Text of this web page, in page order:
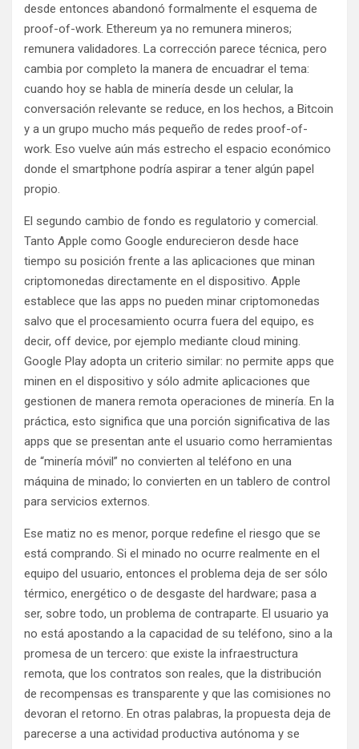
desde entonces abandonó formalmente el esquema de
proof-of-work. Ethereum ya no remunera mineros;
remunera validadores. La corrección parece técnica, pero
cambia por completo la manera de encuadrar el tema:
cuando hoy se habla de minería desde un celular, la
conversación relevante se reduce, en los hechos, a Bitcoin
y a un grupo mucho más pequeño de redes proof-of-
work. Eso vuelve aún más estrecho el espacio económico
donde el smartphone podría aspirar a tener algún papel
propio.
El segundo cambio de fondo es regulatorio y comercial.
Tanto Apple como Google endurecieron desde hace
tiempo su posición frente a las aplicaciones que minan
criptomonedas directamente en el dispositivo. Apple
establece que las apps no pueden minar criptomonedas
salvo que el procesamiento ocurra fuera del equipo, es
decir, off device, por ejemplo mediante cloud mining.
Google Play adopta un criterio similar: no permite apps que
minen en el dispositivo y sólo admite aplicaciones que
gestionen de manera remota operaciones de minería. En la
práctica, esto significa que una porción significativa de las
apps que se presentan ante el usuario como herramientas
de “minería móvil” no convierten al teléfono en una
máquina de minado; lo convierten en un tablero de control
para servicios externos.
Ese matiz no es menor, porque redefine el riesgo que se
está comprando. Si el minado no ocurre realmente en el
equipo del usuario, entonces el problema deja de ser sólo
térmico, energético o de desgaste del hardware; pasa a
ser, sobre todo, un problema de contraparte. El usuario ya
no está apostando a la capacidad de su teléfono, sino a la
promesa de un tercero: que existe la infraestructura
remota, que los contratos son reales, que la distribución
de recompensas es transparente y que las comisiones no
devoran el retorno. En otras palabras, la propuesta deja de
parecerse a una actividad productiva autónoma y se